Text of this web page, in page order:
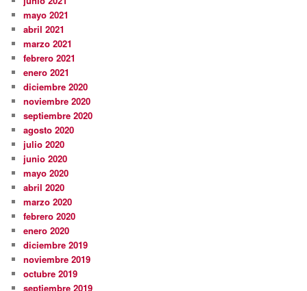
mayo 2021
abril 2021
marzo 2021
febrero 2021
enero 2021
diciembre 2020
noviembre 2020
septiembre 2020
agosto 2020
julio 2020
junio 2020
mayo 2020
abril 2020
marzo 2020
febrero 2020
enero 2020
diciembre 2019
noviembre 2019
octubre 2019
septiembre 2019